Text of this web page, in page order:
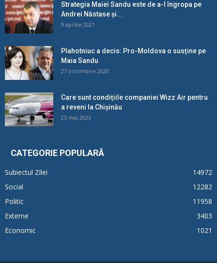
Strategia Maiei Sandu este de a-l îngropa pe
Andrei Năstase și...
9 aprilie 2021
Plahotniuc a decis: Pro-Moldova o susține pe
Maia Sandu
27 octombrie 2020
Care sunt condițiile companiei Wizz Air pentru
a reveni la Chișinău
25 mai 2023
CATEGORIE POPULARĂ
Subiectul Zilei
14972
Social
12282
Politic
11958
Externe
3403
Economic
1021